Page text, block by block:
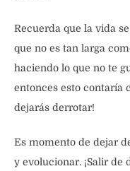
Recuerda que la vida
que no es tan larga
haciendo lo que no te
entonces esto contaría
dejarás derrotar!
Es momento de dejar
y evolucionar. ¡Salir de